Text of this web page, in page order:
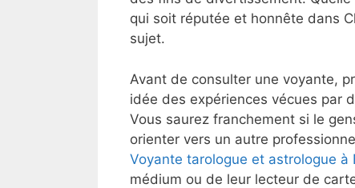
qui soit réputée et honnête dans
sujet.
Avant de consulter une voyante,
idée des expériences vécues par
Vous saurez franchement si le
orienter vers un autre
Voyante tarologue et astrologue à
médium ou de leur lecteur de